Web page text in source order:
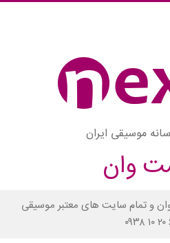
موسیقی ایران
وان
و تمام سایت های معتبر موسیقی
۱۰ ۲۰ ۶۹۲